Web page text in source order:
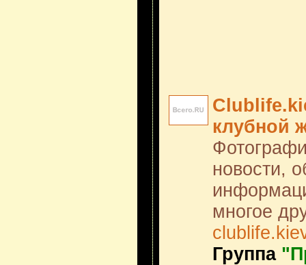
клубной
новости,
многое
Группа